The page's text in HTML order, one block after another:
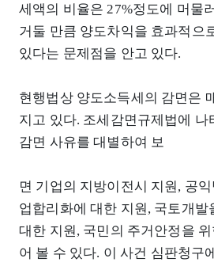
세액의 비율은 27%정도에 머물
거둘 만큼 양도차익을 효과적으
있다는 문제점을 안고 있다.
현행법상 양도소득세의 감면은
지고 있다. 조세감면규제법에 나
감면 사유를 대별하여 보
면 기업의 지방이전시 지원, 공
업합리화에 대한 지원, 국토개발
대한 지원, 국민의 주거안정을
어 볼 수 있다. 이 사건 심판청구